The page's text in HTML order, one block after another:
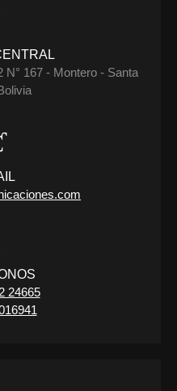
N° 167 - Montero - Santa
24665